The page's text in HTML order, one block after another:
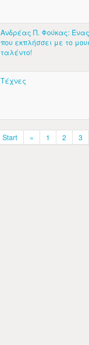
Ανδρέας Π. Φούκας:
που εκπλήσσει με το
ταλέντο!
Τέχνες
Start « 1 2 3